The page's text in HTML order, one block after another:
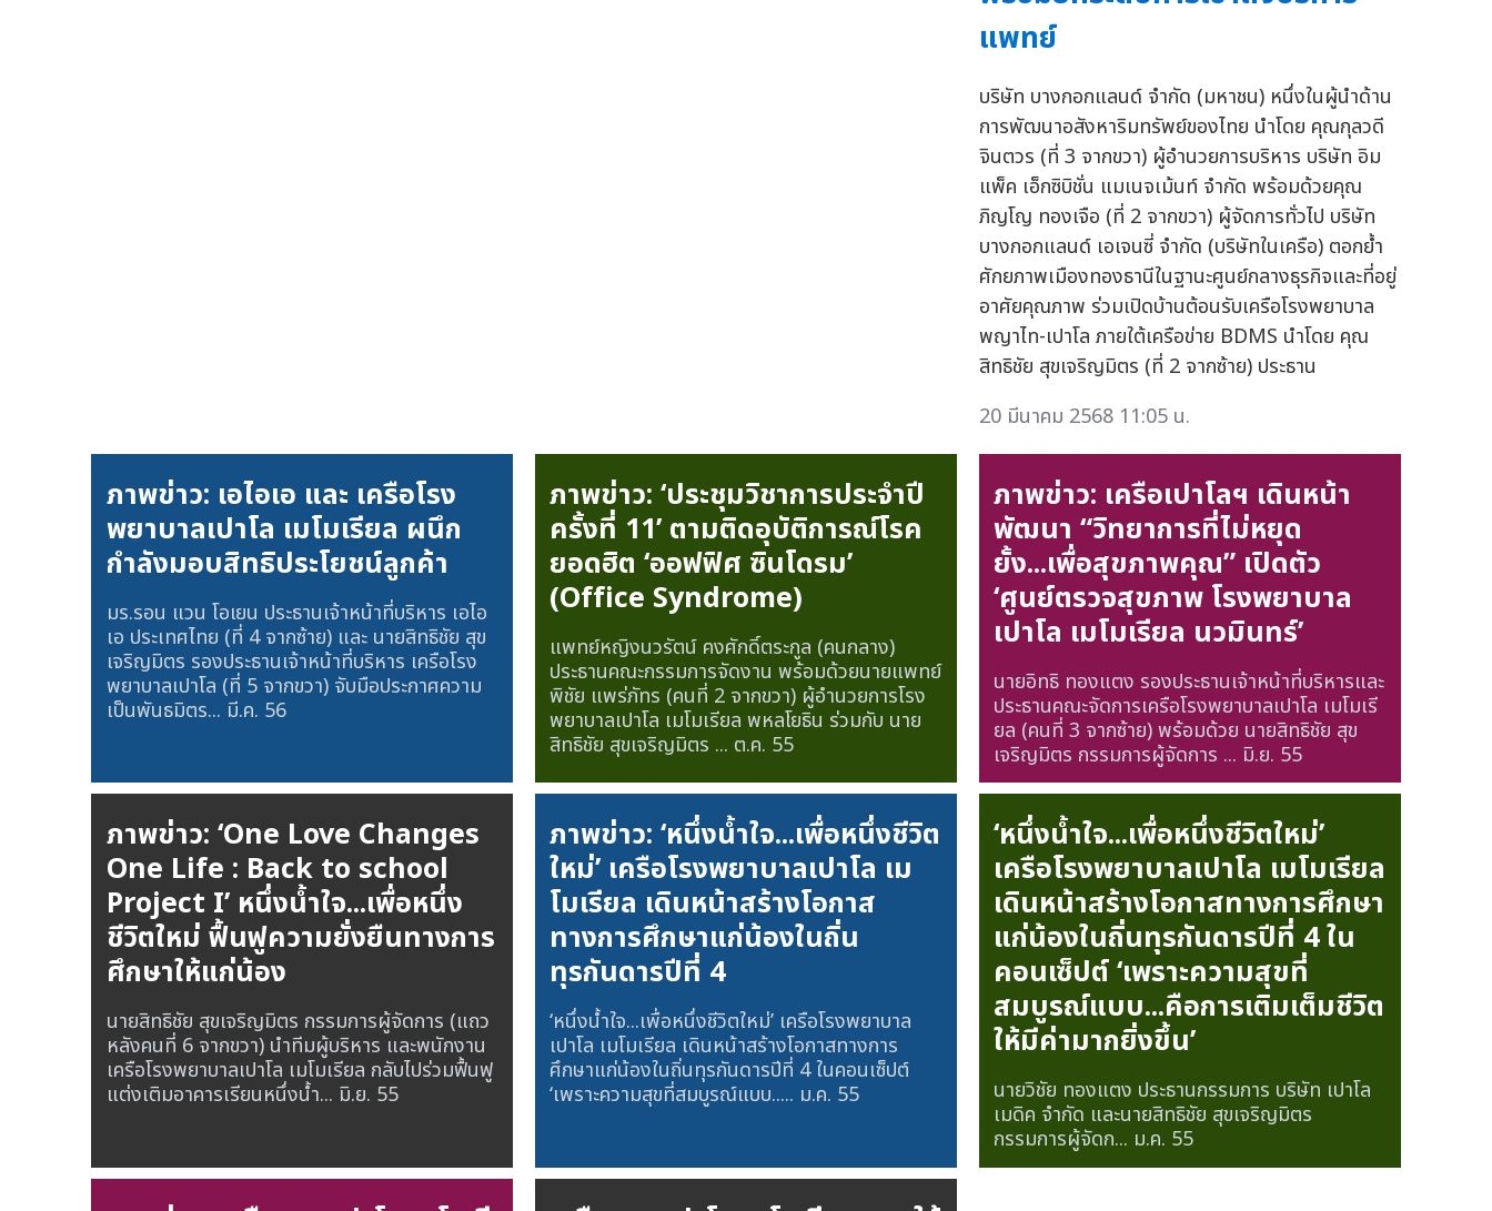
แพทย์
บริษัท บางกอกแลนด์ จำกัด (มหาชน) หนึ่งในผู้นำด้าน
การพัฒนาอสังหาริมทรัพย์ของไทย นำโดย คุณกุลวดี
จินตวร (ที่ 3 จากขวา) ผู้อำนวยการบริหาร บริษัท อิม
แพ็ค เอ็กซิบิชั่น แมเนจเม้นท์ จำกัด พร้อมด้วยคุณ
ภิญโญ ทองเจือ (ที่ 2 จากขวา) ผู้จัดการทั่วไป บริษัท
บางกอกแลนด์ เอเจนซี่ จำกัด (บริษัทในเครือ) ตอกย้ำ
ศักยภาพเมืองทองธานีในฐานะศูนย์กลางธุรกิจและที่อยู่
อาศัยคุณภาพ ร่วมเปิดบ้านต้อนรับเครือโรงพยาบาล
พญาไท-เปาโล ภายใต้เครือข่าย BDMS นำโดย คุณ
สิทธิชัย สุขเจริญมิตร (ที่ 2 จากซ้าย) ประธาน
20 มีนาคม 2568 11:05 น.
ภาพข่าว: เอไอเอ และ เครือโรง
พยาบาลเปาโล เมโมเรียล ผนึก
กำลังมอบสิทธิประโยชน์ลูกค้า
มร.รอน แวน โอเยน ประธานเจ้าหน้าที่บริหาร เอไอ
เอ ประเทศไทย (ที่ 4 จากซ้าย) และ นายสิทธิชัย สุข
เจริญมิตร รองประธานเจ้าหน้าที่บริหาร เครือโรง
พยาบาลเปาโล (ที่ 5 จากขวา) จับมือประกาศความ
เป็นพันธมิตร... มี.ค. 56
ภาพข่าว: ‘ประชุมวิชาการประจำปี
ครั้งที่ 11’ ตามติดอุบัติการณ์โรค
ยอดฮิต ‘ออฟฟิศ ซินโดรม’
(Office Syndrome)
แพทย์หญิงนวรัตน์ คงศักดิ์ตระกูล (คนกลาง)
ประธานคณะกรรมการจัดงาน พร้อมด้วยนายแพทย์
พิชัย แพร่ภัทร (คนที่ 2 จากขวา) ผู้อำนวยการโรง
พยาบาลเปาโล เมโมเรียล พหลโยธิน ร่วมกับ นาย
สิทธิชัย สุขเจริญมิตร ... ต.ค. 55
ภาพข่าว: เครือเปาโลฯ เดินหน้า
พัฒนา “วิทยาการที่ไม่หยุด
ยั้ง...เพื่อสุขภาพคุณ” เปิดตัว
‘ศูนย์ตรวจสุขภาพ โรงพยาบาล
เปาโล เมโมเรียล นวมินทร์’
นายอิทธิ ทองแตง รองประธานเจ้าหน้าที่บริหารและ
ประธานคณะจัดการเครือโรงพยาบาลเปาโล เมโมเรี
ยล (คนที่ 3 จากซ้าย) พร้อมด้วย นายสิทธิชัย สุข
เจริญมิตร กรรมการผู้จัดการ ... มิ.ย. 55
ภาพข่าว: ‘One Love Changes
One Life : Back to school
Project I’ หนึ่งน้ำใจ...เพื่อหนึ่ง
ชีวิตใหม่ ฟื้นฟูความยั่งยืนทางการ
ศึกษาให้แก่น้อง
นายสิทธิชัย สุขเจริญมิตร กรรมการผู้จัดการ (แถว
หลังคนที่ 6 จากขวา) นำทีมผู้บริหาร และพนักงาน
เครือโรงพยาบาลเปาโล เมโมเรียล กลับไปร่วมฟื้นฟู
แต่งเติมอาคารเรียนหนึ่งน้ำ... มิ.ย. 55
ภาพข่าว: ‘หนึ่งน้ำใจ...เพื่อหนึ่งชีวิต
ใหม่’ เครือโรงพยาบาลเปาโล เม
โมเรียล เดินหน้าสร้างโอกาส
ทางการศึกษาแก่น้องในถิ่น
ทุรกันดารปีที่ 4
‘หนึ่งน้ำใจ...เพื่อหนึ่งชีวิตใหม่’ เครือโรงพยาบาล
เปาโล เมโมเรียล เดินหน้าสร้างโอกาสทางการ
ศึกษาแก่น้องในถิ่นทุรกันดารปีที่ 4 ในคอนเซ็ปต์
‘เพราะความสุขที่สมบูรณ์แบบ..... ม.ค. 55
‘หนึ่งน้ำใจ...เพื่อหนึ่งชีวิตใหม่’
เครือโรงพยาบาลเปาโล เมโมเรียล
เดินหน้าสร้างโอกาสทางการศึกษา
แก่น้องในถิ่นทุรกันดารปีที่ 4 ใน
คอนเซ็ปต์ ‘เพราะความสุขที่
สมบูรณ์แบบ...คือการเติมเต็มชีวิต
ให้มีค่ามากยิ่งขึ้น’
นายวิชัย ทองแตง ประธานกรรมการ บริษัท เปาโล
เมดิค จำกัด และนายสิทธิชัย สุขเจริญมิตร
กรรมการผู้จัดก... ม.ค. 55